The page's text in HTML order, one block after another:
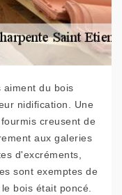
du bois
nidification. Une
creusent de
aux galeries
d'excréments,
sont exemptes de
bois était poncé.